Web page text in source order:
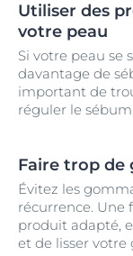
Utiliser des
votre peau
Si votre peau se
davantage de
important de
réguler le
Faire trop de
Évitez les
récurrence. Une
produit adapté,
et de lisser votre